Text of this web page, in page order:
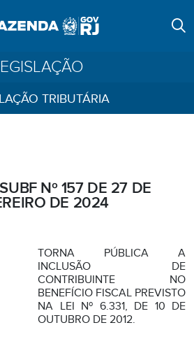
TRIBUTÁRIA
Nº 157 DE 27 DE
DE 2024
TORNA PÚBLICA A
INCLUSÃO DE
CONTRIBUINTE NO
BENEFÍCIO FISCAL PREVISTO
NA LEI Nº 6.331, DE 10 DE
OUTUBRO DE 2012.